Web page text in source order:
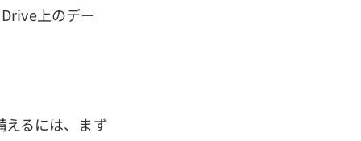
上のデー
るには、まず